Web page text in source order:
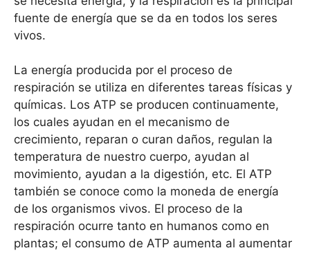
fuente de energía que se da en todos los seres
vivos.
La energía producida por el proceso de
respiración se utiliza en diferentes tareas físicas y
químicas. Los ATP se producen continuamente,
los cuales ayudan en el mecanismo de
crecimiento, reparan o curan daños, regulan la
temperatura de nuestro cuerpo, ayudan al
movimiento, ayudan a la digestión, etc. El ATP
también se conoce como la moneda de energía
de los organismos vivos. El proceso de la
respiración ocurre tanto en humanos como en
plantas; el consumo de ATP aumenta al aumentar